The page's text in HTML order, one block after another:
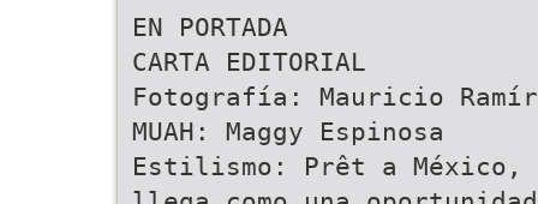
EN PORTADA
CARTA EDITORIAL
Fotografía: Mauricio
MUAH: Maggy Espinosa
Estilismo: Prêt a México,